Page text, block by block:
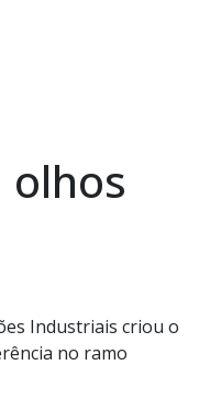
olhos
Industriais criou o
no ramo